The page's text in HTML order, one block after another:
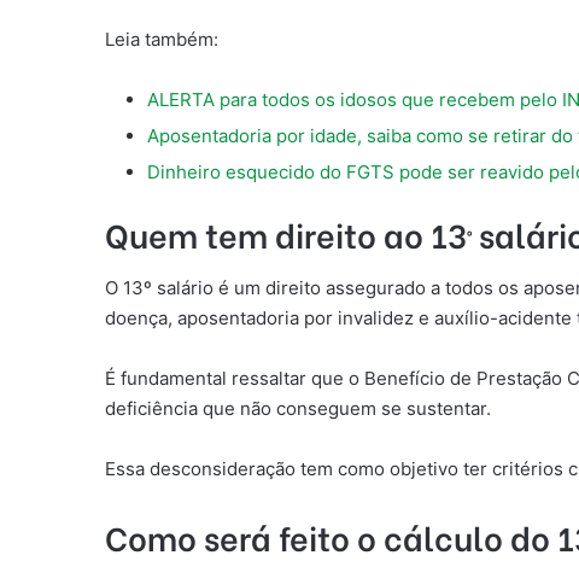
Leia também:
ALERTA para todos os idosos que recebem pelo
Aposentadoria por idade, saiba como se retirar
Dinheiro esquecido do FGTS pode ser reavido
Quem tem direito ao 13º
O 13º salário é um direito assegurado a todos os
doença, aposentadoria por invalidez e auxílio-
É fundamental ressaltar que o Benefício de Prestação
deficiência que não conseguem se sustentar.
Essa desconsideração tem como objetivo ter critérios
Como será feito o cálculo do